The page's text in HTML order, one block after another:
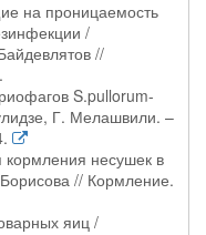
на проницаемость
/
//
S.pullorum-
Г. Мелашвили. –
несушек в
// Кормление.
яиц /